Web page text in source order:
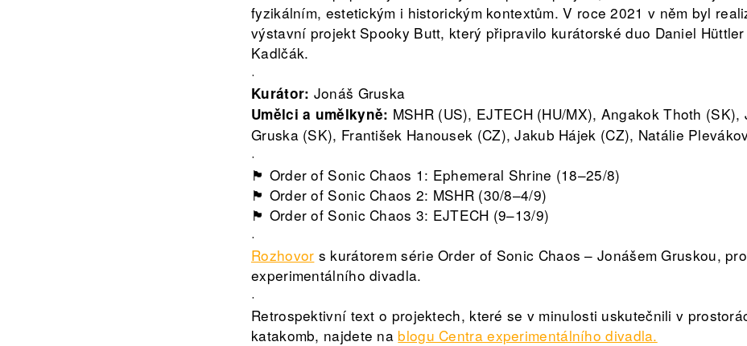
fyzikálním, estetickým i historickým kontextům. V roce 2021 v něm byl
výstavní projekt Spooky Butt, který připravilo kurátorské duo Daniel
Kadlčák.
·
Kurátor: Jonáš Gruska
Umělci a umělkyně: MSHR (US), EJTECH (HU/MX), Angakok Thoth (SK),
Gruska (SK), František Hanousek (CZ), Jakub Hájek (CZ), Natálie
·
🏴 Order of Sonic Chaos 1: Ephemeral Shrine (18–25/8)
🏴 Order of Sonic Chaos 2: MSHR (30/8–4/9)
🏴 Order of Sonic Chaos 3: EJTECH (9–13/9)
·
Rozhovor s kurátorem série Order of Sonic Chaos – Jonášem Gruskou,
experimentálního divadla.
·
Retrospektivní text o projektech, které se v minulosti uskutečnili v
katakomb, najdete na blogu Centra experimentálního divadla.